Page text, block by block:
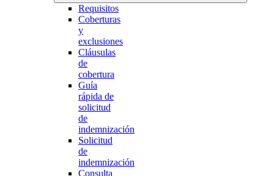
Requisitos
Coberturas
y
exclusiones
Cláusulas
de
cobertura
Guía
rápida de
solicitud
de
indemnización
Solicitud
de
indemnización
Consulta